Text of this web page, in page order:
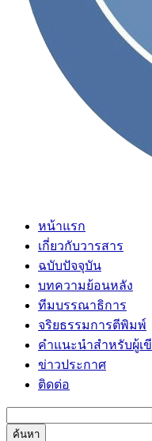
หน้าแรก
เกี่ยวกับวารสาร
ฉบับปัจจุบัน
บทความย้อนหลัง
ทีมบรรณาธิการ
จริยธรรมการตีพิมพ์
คำแนะนำสำหรับผู้เ
ข่าวประกาศ
ติดต่อ
ค้นหา